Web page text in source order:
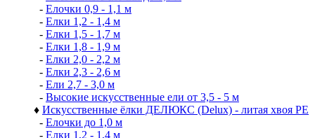
- Елочки 0,9 - 1,1 м
- Елки 1,2 - 1,4 м
- Елки 1,5 - 1,7 м
- Елки 1,8 - 1,9 м
- Елки 2,0 - 2,2 м
- Елки 2,3 - 2,6 м
- Ели 2,7 - 3,0 м
- Высокие искусственные ели от 3,5 - 5 м
♦ Искусственные ёлки ДЕЛЮКС (Delux) - литая хвоя РЕ
- Елочки до 1,0 м
- Елки 1,2 - 1,4 м